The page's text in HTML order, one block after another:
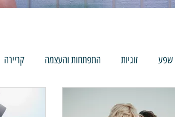
שפע זוגיות התפתחות והעצמה קריירה